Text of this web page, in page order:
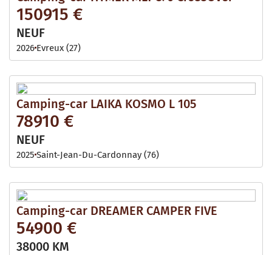
150915 €
NEUF
2026 Evreux (27)
Camping-car LAIKA KOSMO L 105
78910 €
NEUF
2025 Saint-Jean-Du-Cardonnay (76)
Camping-car DREAMER CAMPER FIVE
54900 €
38000 KM